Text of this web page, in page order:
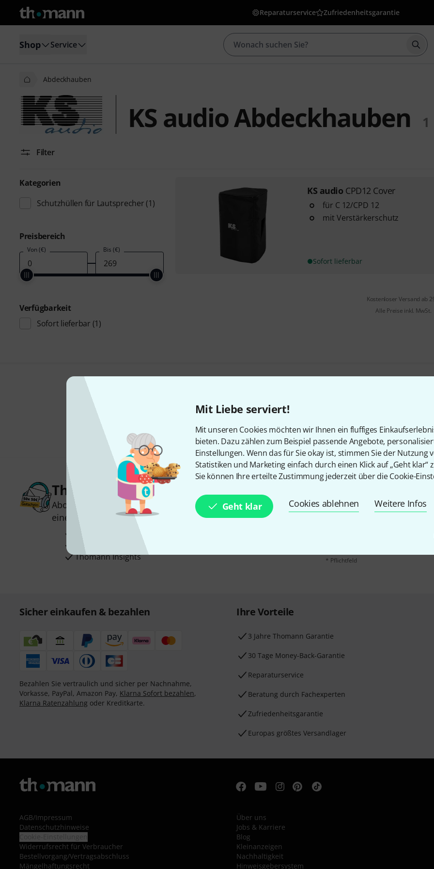
Mit Liebe serviert!
Mit unseren Cookies möchten wir Ihnen ein fluffiges
bieten. Dazu zählen zum Beispiel passende Angebote,
Einstellungen. Wenn das für Sie okay ist, stimmen Sie der Nutzung
Statistiken und Marketing einfach durch einen Klick auf „Geht klar“
Sie können Ihre erteilte Zustimmung jederzeit über die Cookie-
Geht klar Cookies ablehnen Weitere Infos
Reparaturservice Zufriedenheitsgarantie
Shop Service
Abdeckhauben
KS audio Abdeckhauben 1
Filter
Kategorien
Schutzhüllen für Lautsprecher (1)
Preisbereich
Von (€) Bis (€)
Verfügbarkeit
Sofort lieferbar (1)
KS audio CPD12 Cover
für C 12/CPD 12
mit Verstärkerschutz
Sofort lieferbar
Kostenloser Versand ab
Alle Preise inkl. MwSt.
Thomann Newsletter
Abonniere den Thomann Newsletter und gewinne mit etwas Glück
einen von
50 Gutscheinen über jeweils50€!
Inspirierende Beiträge
Thomann Insights
E-Mail-Adresse *
Mit Klick auf „Jetzt anmelden“
Nutzungsverhaltens zu. Die
* Pflichtfeld
Sicher einkaufen & bezahlen
Bezahlen Sie vertraulich und sicher per Nachnahme,
Vorkasse, PayPal, Amazon Pay, Klarna Sofort bezahlen,
Klarna Ratenzahlung oder Kreditkarte.
Ihre Vorteile
3 Jahre Thomann Garantie
30 Tage Money-Back-Garantie
Reparaturservice
Beratung durch Fachexperten
Zufriedenheitsgarantie
Europas größtes Versandlager
AGB/Impressum
Datenschutzhinweise
Widerrufsrecht für Verbraucher
Bestellvorgang/Vertragsabschluss
Mängelhaftungsrecht
Über uns
Jobs & Karriere
Blog
Kleinanzeigen
Nachhaltigkeit
Hinweisgebersystem